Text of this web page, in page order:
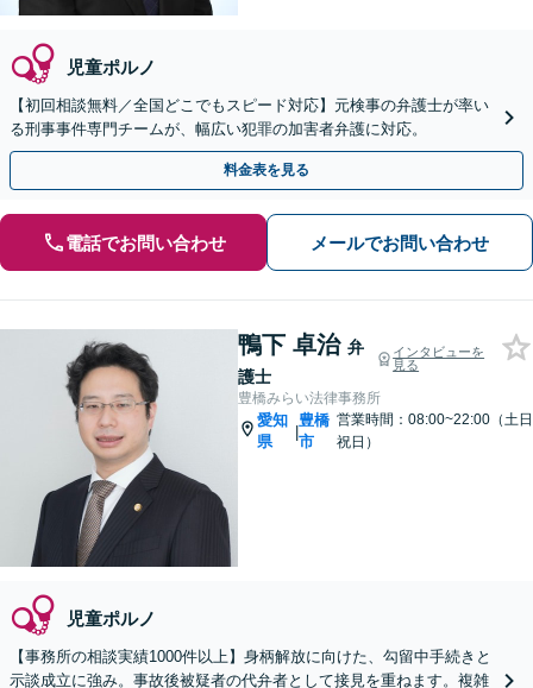
児童ポルノ
【初回相談無料／全国どこでもスピード対応】元検事の弁護士が率い
る刑事事件専門チームが、幅広い犯罪の加害者弁護に対応。
料金表を見る
電話でお問い合わせ メールでお問い合わせ
鴨下 卓治 弁
護士
インタビューを
見る
豊橋みらい法律事務所
愛知
県
|
豊橋
市
営業時間：08:00~22:00（土日
祝日）
児童ポルノ
【事務所の相談実績1000件以上】身柄解放に向けた、勾留中手続きと
示談成立に強み。事故後被疑者の代弁者として接見を重ねます。複雑